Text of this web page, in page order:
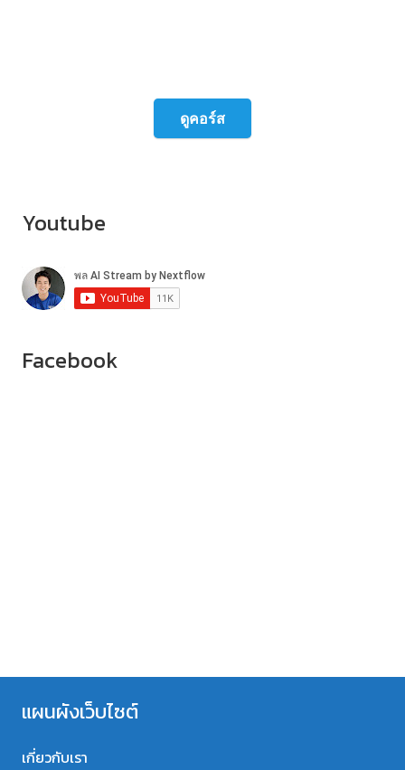
ดูคอร์ส
Youtube
Facebook
แผนผังเว็บไซต์
เกี่ยวกับเรา